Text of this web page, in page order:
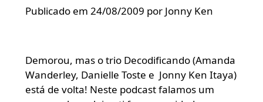
Publicado em 24/08/2009 por Jonny Ken
Demorou, mas o trio Decodificando (Amanda
Wanderley, Danielle Toste e Jonny Ken Itaya)
está de volta! Neste podcast falamos um